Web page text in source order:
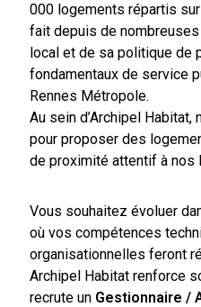
000 logements répartis
fait depuis de
local et de sa politique de
fondamentaux de service
Rennes Métropole.
Au sein d’Archipel
pour proposer des
de proximité attentif à nos
Vous souhaitez évoluer
où vos compétences
organisationnelles feront
Archipel Habitat renforce
recrute un Gestionnaire /